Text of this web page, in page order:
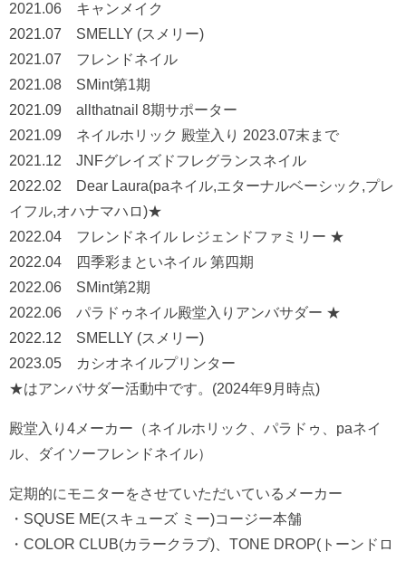
2021.06 キャンメイク
2021.07 SMELLY (スメリー)
2021.07 フレンドネイル
2021.08 SMint第1期
2021.09 allthatnail 8期サポーター
2021.09 ネイルホリック 殿堂入り 2023.07末まで
2021.12 JNFグレイズドフレグランスネイル
2022.02 Dear Laura(paネイル,エターナルベーシック,プレ
イフル,オハナマハロ)★
2022.04 フレンドネイル レジェンドファミリー ★
2022.04 四季彩まといネイル 第四期
2022.06 SMint第2期
2022.06 パラドゥネイル殿堂入りアンバサダー ★
2022.12 SMELLY (スメリー)
2023.05 カシオネイルプリンター
★はアンバサダー活動中です。(2024年9月時点)
殿堂入り4メーカー（ネイルホリック、パラドゥ、paネイ
ル、ダイソーフレンドネイル）
定期的にモニターをさせていただいているメーカー
・SQUSE ME(スキューズ ミー)コージー本舗
・COLOR CLUB(カラークラブ)、TONE DROP(トーンドロ